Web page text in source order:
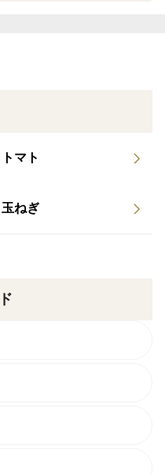
75％減
。
供給が遮断されて酸欠状
トマト
玉ねぎ